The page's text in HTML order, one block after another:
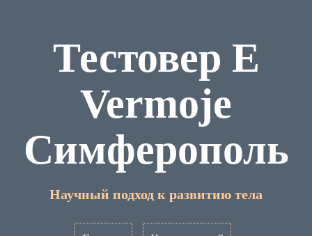
Тестовер Е
Vermoje
Симферополь
Научный подход к развитию тела